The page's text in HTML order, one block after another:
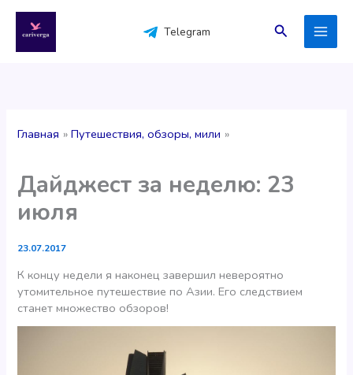
содержимому
Telegram Поиск
Главная Путешествия, обзоры, мили
Дайджест за неделю: 23
июля
23.07.2017
К концу недели я наконец завершил невероятно
утомительное путешествие по Азии. Его следствием
станет множество обзоров!